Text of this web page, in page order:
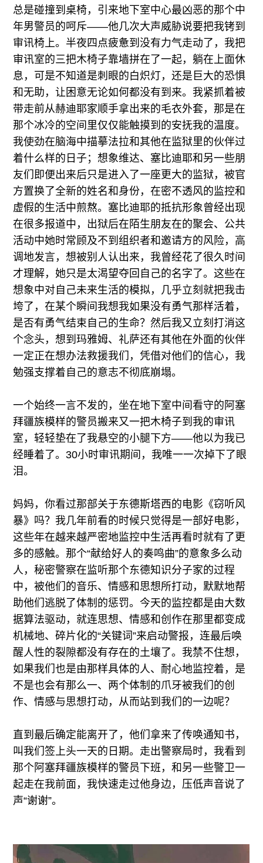
总是碰撞到桌椅，引来地下室中心最凶恶的那个中
年男警员的呵斥——他几次大声威胁说要把我铐到
审讯椅上。半夜四点疲惫到没有力气走动了，我把
审讯室的三把木椅子靠墙拼在了一起，躺在上面休
息，可是不知道是刺眼的白炽灯，还是巨大的恐惧
和无助，让困意无论如何都没有到来。我紧抓着被
带走前从赫迪耶家顺手拿出来的毛衣外套，那是在
那个冰冷的空间里仅仅能触摸到的安抚我的温度。
我使劲在脑海中描摹法拉和其他在监狱里的伙伴过
着什么样的日子；想象维达、塞比迪耶和另一些朋
友们即便出来后只是进入了一座更大的监狱，被官
方置换了全新的姓名和身份，在密不透风的监控和
虚假的生活中煎熬。塞比迪耶的抵抗形象曾经出现
在很多报道中，出狱后在陌生朋友在的聚会、公共
活动中她时常顾及不到组织者和邀请方的风险，高
调地发言，想被别人认出来，我曾经花了很久时间
才理解，她只是太渴望夺回自己的名字了。这些在
想象中对自己未来生活的模拟，几乎立刻就把我击
垮了，在某个瞬间我想我如果没有勇气那样活着，
是否有勇气结束自己的生命？然后我又立刻打消这
个念头，想到玛雅姆、礼萨还有其他在外面的伙伴
一定正在想办法救援我们，凭借对他们的信心，我
勉强支撑着自己的意志不彻底崩塌。
一个始终一言不发的，坐在地下室中间看守的阿塞
拜疆族模样的警员搬来又一把木椅子到我的审讯
室，轻轻垫在了我悬空的小腿下方——他以为我已
经睡着了。30小时审讯期间，我唯一一次掉下了眼
泪。
妈妈，你看过那部关于东德斯塔西的电影《窃听风
暴》吗？我几年前看的时候只觉得是一部好电影，
这些年在越来越严密地监控中生活再看时就有了更
多的感触。那个“献给好人的奏鸣曲”的意象多么动
人，秘密警察在监听那个东德知识分子家的过程
中，被他们的音乐、情感和思想所打动，默默地帮
助他们逃脱了体制的惩罚。今天的监控都是由大数
据算法驱动，就连思想、情感和创作在那里都变成
机械地、碎片化的“关键词”来启动警报，连最后唤
醒人性的裂隙都没有存在的土壤了。我禁不住想，
如果我们也是由那样具体的人、耐心地监控着，是
不是也会有那么一、两个体制的爪牙被我们的创
作、情感与思想打动，从而站到我们的一边呢？
直到最后确定能离开了，他们拿来了传唤通知书，
叫我们签上头一天的日期。走出警察局时，我看到
那个阿塞拜疆族模样的警员下班，和另一些警卫一
起走在我前面，我快速走过他身边，压低声音说了
声“谢谢”。